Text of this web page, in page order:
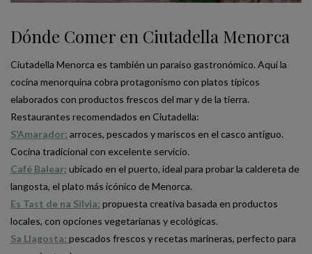
Dónde Comer en Ciutadella Menorca
Ciutadella Menorca es también un paraíso gastronómico. Aquí la
cocina menorquina cobra protagonismo con platos típicos
elaborados con productos frescos del mar y de la tierra.
Restaurantes recomendados en Ciutadella:
S’Amarador: arroces, pescados y mariscos en el casco antiguo.
Cocina tradicional con excelente servicio.
Café Balear: ubicado en el puerto, ideal para probar la caldereta de
langosta, el plato más icónico de Menorca.
Es Tast de na Silvia: propuesta creativa basada en productos
locales, con opciones vegetarianas y ecológicas.
Sa Llagosta: pescados frescos y recetas marineras, perfecto para